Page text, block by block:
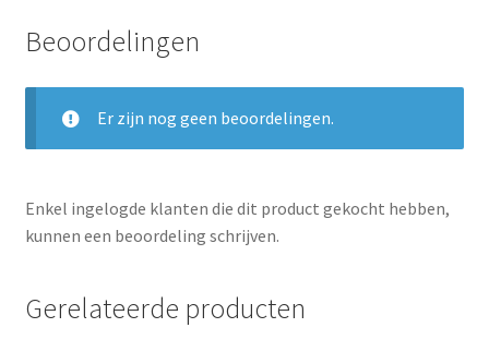
Salades
Stoverijen
Maaltijden Diepvries
Beoordelingen
Er zijn nog geen beoordelingen.
Enkel ingelogde klanten die dit product gekocht hebben,
kunnen een beoordeling schrijven.
Gerelateerde producten